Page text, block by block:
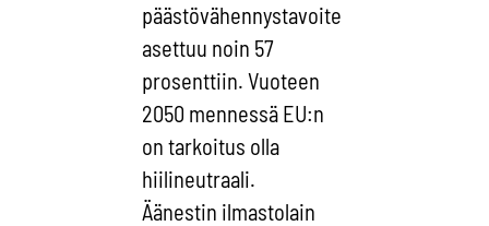
päästövähennystavoite
asettuu noin 57
prosenttiin. Vuoteen
2050 mennessä EU:n
on tarkoitus olla
hiilineutraali.
Äänestin ilmastolain